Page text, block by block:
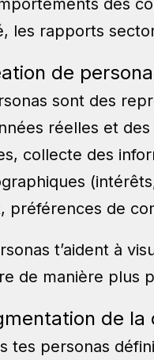
les rapports
de
sont des
réelles et
collecte des
préférences de
t’aident à
de manière plus
de la
tes personas